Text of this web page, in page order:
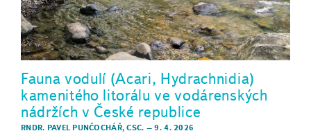
Fauna vodulí (Acari, Hydrachnidia)
kamenitého litorálu ve vodárenských
nádržích v České republice
RNDR. PAVEL PUNČOCHÁŘ, CSC. –9. 4. 2026